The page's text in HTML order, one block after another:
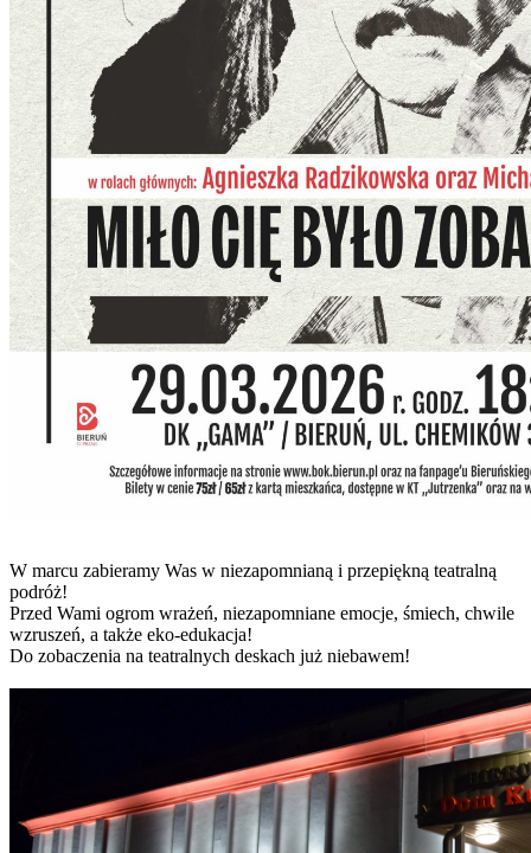
W marcu zabieramy Was w niezapomnianą i przepiękną teatralną
podróż!
Przed Wami ogrom wrażeń, niezapomniane emocje, śmiech, chwile
wzruszeń, a także eko-edukacja!
Do zobaczenia na teatralnych deskach już niebawem!